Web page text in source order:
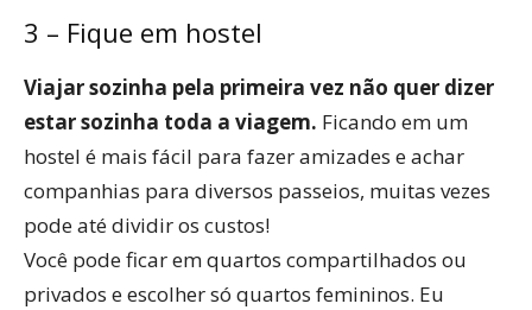
3 – Fique em hostel
Viajar sozinha pela primeira vez não quer dizer
estar sozinha toda a viagem. Ficando em um
hostel é mais fácil para fazer amizades e achar
companhias para diversos passeios, muitas vezes
pode até dividir os custos!
Você pode ficar em quartos compartilhados ou
privados e escolher só quartos femininos. Eu